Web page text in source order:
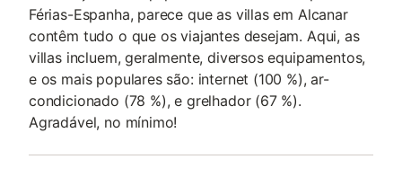
Férias-Espanha, parece que as villas em Alcanar
contêm tudo o que os viajantes desejam. Aqui, as
villas incluem, geralmente, diversos equipamentos,
e os mais populares são: internet (100 %), ar-
condicionado (78 %), e grelhador (67 %).
Agradável, no mínimo!